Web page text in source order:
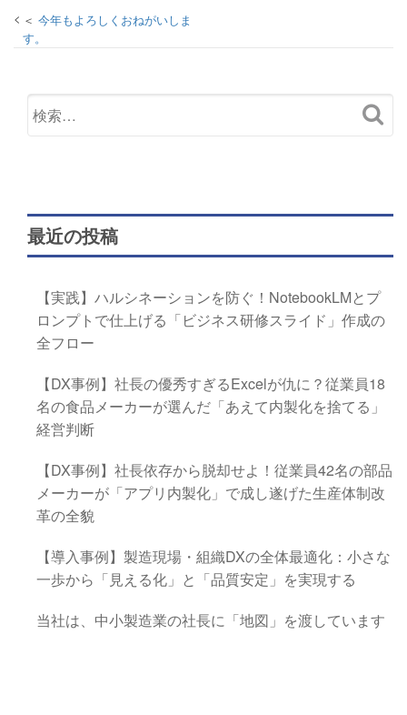
今年もよろしくおねがいしま
す。
最近の投稿
【実践】ハルシネーションを防ぐ！NotebookLMとプ
ロンプトで仕上げる「ビジネス研修スライド」作成の
全フロー
【DX事例】社長の優秀すぎるExcelが仇に？従業員18
名の食品メーカーが選んだ「あえて内製化を捨てる」
経営判断
【DX事例】社長依存から脱却せよ！従業員42名の部品
メーカーが「アプリ内製化」で成し遂げた生産体制改
革の全貌
【導入事例】製造現場・組織DXの全体最適化：小さな
一歩から「見える化」と「品質安定」を実現する
当社は、中小製造業の社長に「地図」を渡しています